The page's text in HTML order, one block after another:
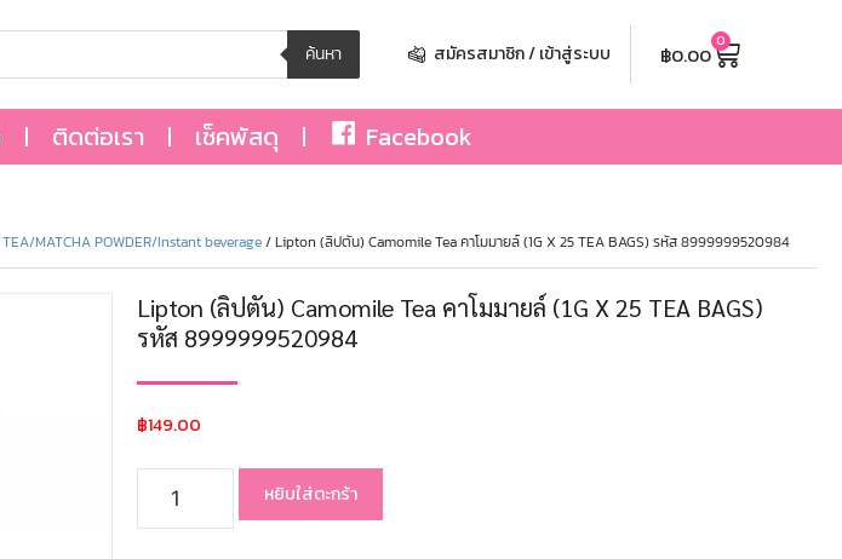
ค้นหา สมัครสมาชิก / เข้าสู่ระบบ ฿0.00 0
ติดต่อเรา เช็คพัสดุ Facebook
MATCHA POWDER/Instant beverage/ Lipton (ลิปตัน) Camomile Tea คาโมมายล์ (1G X 25 TEA BAGS) รหัส 8999999520984
Lipton (ลิปตัน) Camomile Tea คาโมมายล์ (1G X 25 TEA BAGS)
รหัส 8999999520984
฿149.00
หยิบใส่ตะกร้า